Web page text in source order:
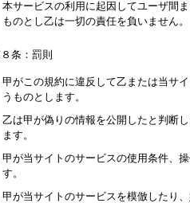
本サービスの利用に起因してユーザ間
ものとし乙は一切の責任を負いません。
条：罰則
甲がこの規約に違反して乙または当サ
うものとします。
乙は甲が偽りの情報を公開したと判断
ます。
甲が当サイトのサービスの使用条件、
す。
甲が当サイトのサービスを模倣したり